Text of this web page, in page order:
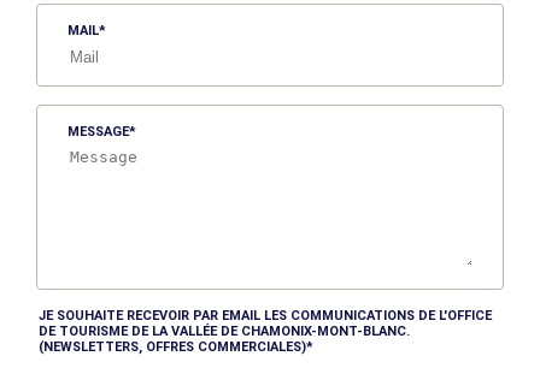
MAIL
MESSAGE
JE SOUHAITE RECEVOIR PAR EMAIL LES COMMUNICATIONS DE L'OFFICE
DE TOURISME DE LA VALLÉE DE CHAMONIX-MONT-BLANC.
(NEWSLETTERS, OFFRES COMMERCIALES)